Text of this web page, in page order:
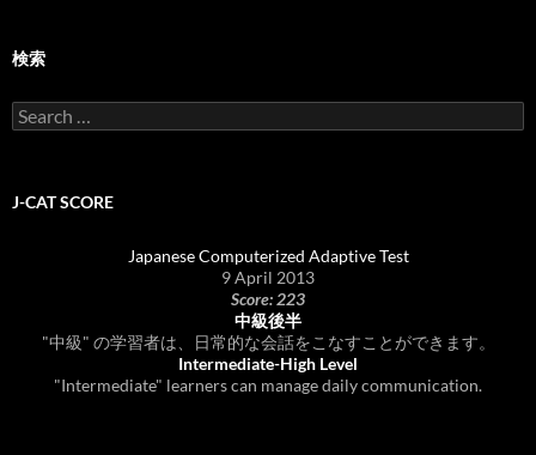
検索
Search
for:
J-CAT SCORE
Japanese Computerized Adaptive Test
9 April 2013
Score: 223
中級後半
"中級" の学習者は、日常的な会話をこなすことができます。
Intermediate-High Level
"Intermediate" learners can manage daily communication.